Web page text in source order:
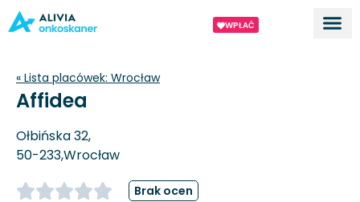
WPŁAĆ
« Lista placówek: Wrocław
Affidea
Ołbińska 32,
50-233,Wrocław
Brak ocen